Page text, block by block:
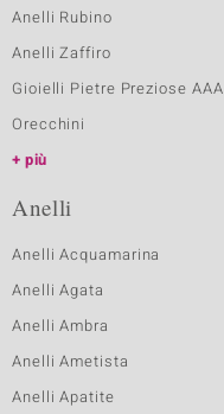
Anelli Rubino
Anelli Zaffiro
Gioielli Pietre Preziose AAA
Orecchini
più
Anelli
Anelli Acquamarina
Anelli Agata
Anelli Ambra
Anelli Ametista
Anelli Apatite